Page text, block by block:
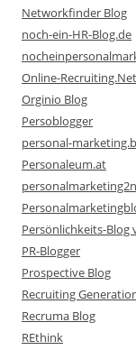
Networkfinder Blog
noch-ein-HR-Blog.de
Online-Recruiting.Net
Orginio Blog
Persoblogger
personal-
Personaleum.at
Persönlichkeits-Blog
PR-Blogger
Prospective Blog
Recruiting
Recruma Blog
REthink